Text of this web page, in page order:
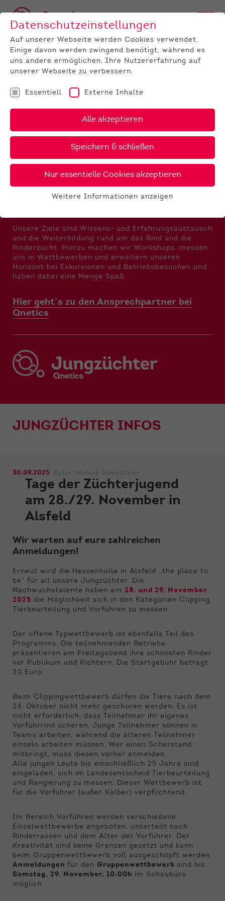
JUGEND FÖRDERN,
PERSPEKTIVEN BAUEN:
Du hast Freude an Kühen, du interessierst Dich für
die Zucht und Haltung von Milch- oder
Fleischrindern und hast Spaß am Umgang mit den
Unsere Ziele sind Wissens- und Erfahrungsaustausch
und die Weiterbildung rund um das Rind und die
Rinderzucht. Hierzu machen wir Workshops, messen
uns in Wettbewerben und erweitern unseren
Horizont bei Exkursionen und Betriebsbesuchen und
haben dabei eine Menge Spaß.
Hier geht´s zu den Ansprechpartner bei
Qnetics
JUNGZÜCHTER INFOS
30.09.2025, Autor: Monika Schmutzler
Tage der Züchterjugend
am 28./29. November in
Alsfeld
Wir warten auf eure zahlreichen
Anmeldungen!
Erneut wird die Hessenhalle in Alsfeld „the place to
be“ für all unsere Jungzüchter. Die
Nachwuchstalente haben am 28. und 29. November
2025 die Möglichkeit sich in den Kategorien Clipping,
Tierbeurteilung und Vorführen zu messen.
Der offene Typwettbewerb ist ebenfalls Teil des
Programms. Die teilnehmenden Betriebe
präsentieren am Freitagabend ihre schönsten Rinder
vor Publikum und Richtern. Die Startgebühr beträgt
20 Euro.
Beim Clippingwettbewerb dürfen die Tiere nach dem
24. Oktober nicht mehr geschoren werden. Es ist
nicht erforderlich, dass Teilnehmer ihr eigenes
Vorführrind scheren. Junge Teilnehmer können in
Teams arbeiten, während die älteren Teilnehmer
einzeln arbeiten müssen. Wer einen Scherstand
mitbringt, muss diesen vorher anmelden.
Alle jungen Leute bis einschließlich 25 Jahre sind
eingeladen, sich im Landesentscheid Tierbeurteilung
und Rangierung zu messen. Dieser Wettbewerb ist
für die Vorführer (außer Kälber) verpflichtend.
Im Bereich Vorführen werden verschiedene
Einzelwettbewerbe angeboten, unterteilt nach
Rinderrassen und dem Alter der Vorführer. Der
Kreativität sind keine Grenzen gesetzt und kann
beim Gruppenwettbewerb voll ausgeschöpft werden.
Anmeldungen für den Gruppenwettbewerb sind bis
Samstag, 29. November, 10:00h im Schaubüro
möglich.
Datenschutzeinstellungen
Auf unserer Webseite werden Cookies verwendet.
Einige davon werden zwingend benötigt, während es
uns andere ermöglichen, Ihre Nutzererfahrung auf
unserer Webseite zu verbessern.
Essentiell Externe Inhalte
Alle akzeptieren
Speichern & schließen
Nur essentielle Cookies akzeptieren
Funktionen der Webseite benötigt. Dadurch ist
gewährleistet, dass die Webseite einwandfrei
funktioniert.
Name cookie_optin
Laufzeit
Zweck Cookie Einstellungen speichern
Cookie-Informationen anzeigen
Externe Inhalte
Wir verwenden auf unserer Website externe
Inhalte, um Ihnen zusätzliche Informationen
Weitere Informationen anzeigen